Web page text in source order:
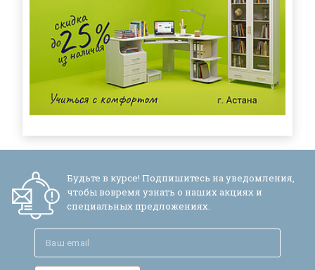
Будьте в курсе! Подпишитесь на уведомления,
чтобы вовремя узнать о наших акциях и
специальных предложениях.